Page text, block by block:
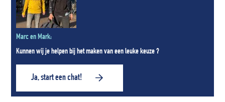
Marc en Mark:
Kunnen wij je helpen bij het maken van een leuke keuze ?
Ja, start een chat!